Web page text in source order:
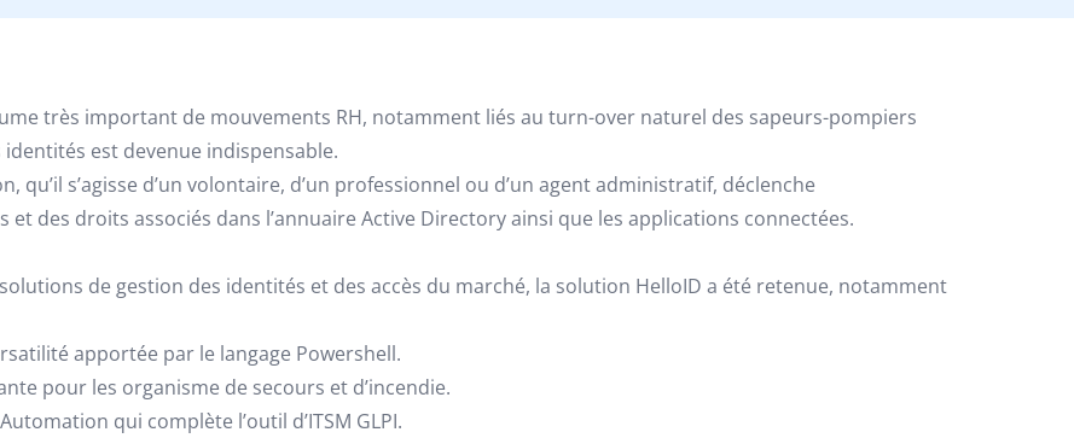
très important de mouvements RH, notamment liés au turn-over naturel des sapeurs-pompiers
est devenue indispensable.
s’agisse d’un volontaire, d’un professionnel ou d’un agent administratif, déclenche
des droits associés dans l’annuaire Active Directory ainsi que les applications connectées.
de gestion des identités et des accès du marché, la solution HelloID a été retenue, notamment
apportée par le langage Powershell.
pour les organisme de secours et d’incendie.
qui complète l’outil d’ITSM GLPI.